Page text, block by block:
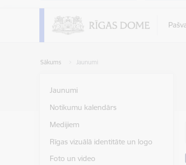
Sākums Jaunumi
Jaunumi
Notikumu kalendārs
Medijiem
Rīgas vizuālā identitāte un logo
Foto un video